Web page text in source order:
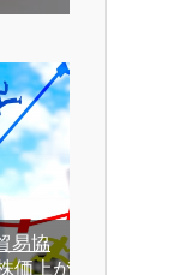
易協
価上が